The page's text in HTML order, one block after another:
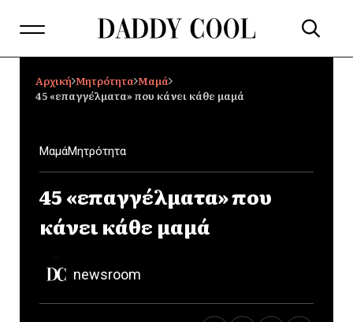
Αρχική Μητρότητα Μαμά
45 «επαγγέλματα» που κάνει κάθε μαμά
ΜαμάΜητρότητα
45 «επαγγέλματα» που
κάνει κάθε μαμά
newsroom